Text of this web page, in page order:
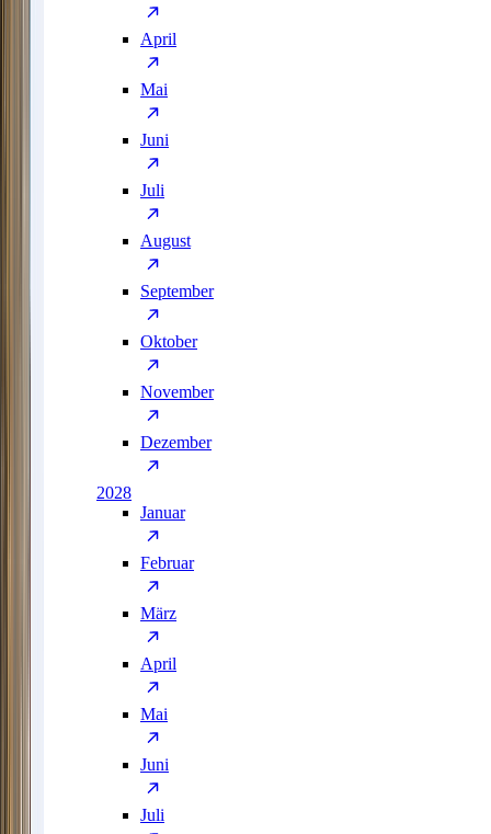
April
Mai
Juni
Juli
August
September
Oktober
November
Dezember
2028
Januar
Februar
März
April
Mai
Juni
Juli